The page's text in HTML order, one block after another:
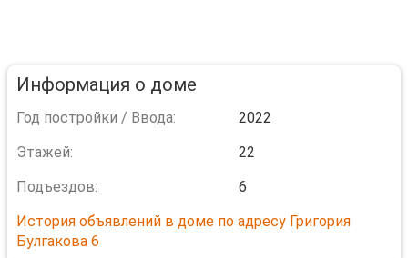
Информация о доме
Год постройки / Ввода:
2022
Этажей:
22
Подъездов:
6
История объявлений в доме по адресу Григория
Булгакова 6